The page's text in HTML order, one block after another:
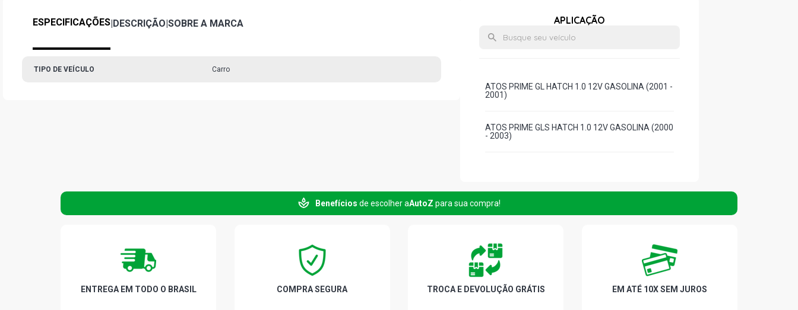
ESPECIFICAÇÕES|DESCRIÇÃO|SOBRE A MARCA
TIPO DE VEÍCULO Carro
APLICAÇÃO
ATOS PRIME GL HATCH 1.0 12V GASOLINA (2001 -
2001)
ATOS PRIME GLS HATCH 1.0 12V GASOLINA (2000
- 2003)
Benefícios de escolher aAutoZ para sua compra!
ENTREGA EM TODO O BRASIL COMPRA SEGURA TROCA E DEVOLUÇÃO GRÁTIS EM ATÉ 10X SEM JUROS